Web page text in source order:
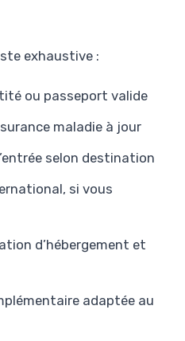
exhaustive :
ou passeport valide
maladie à jour
selon destination
si vous
d’hébergement et
adaptée au